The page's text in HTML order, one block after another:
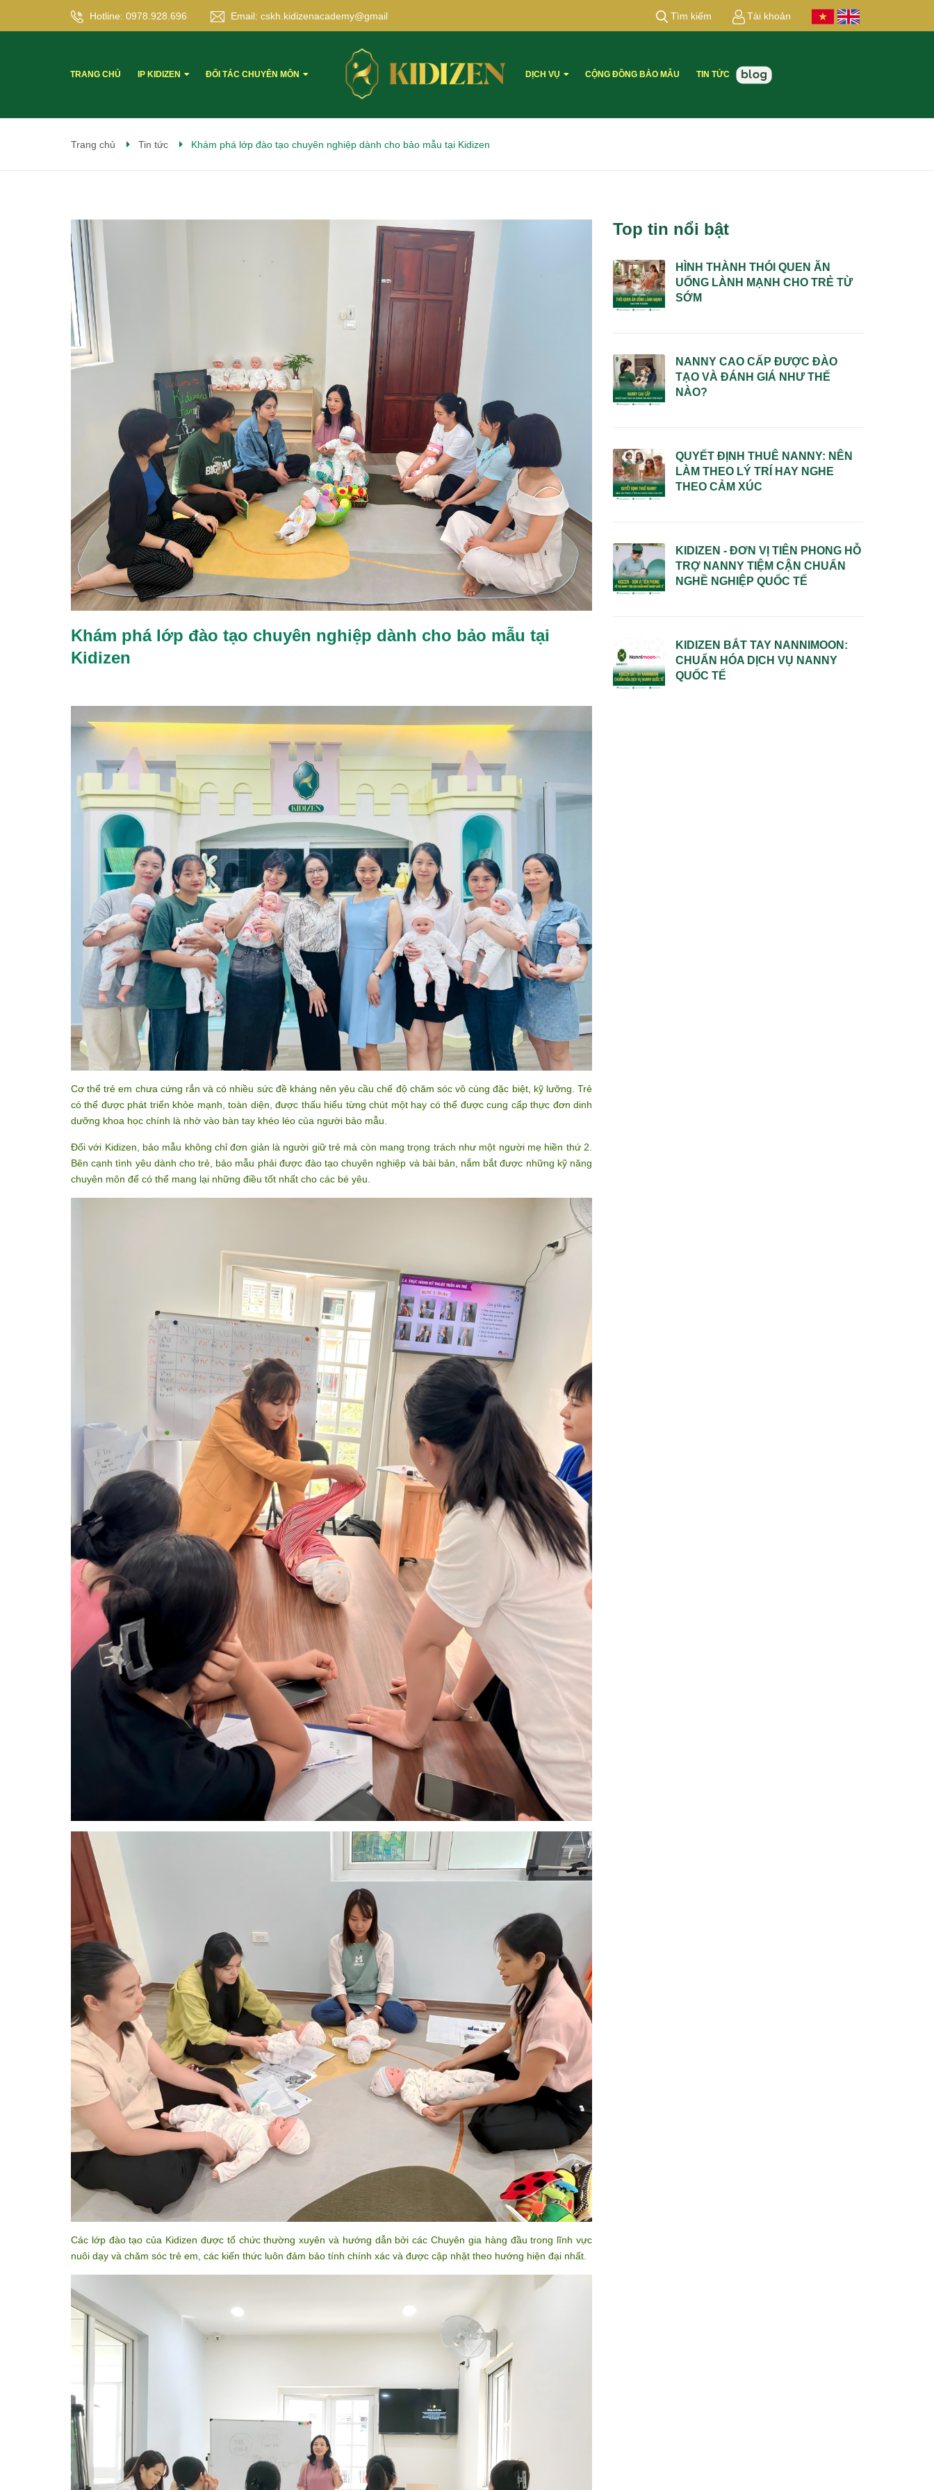
Hotline: 0978.928.696 Email: cskh.kidizenacademy@gmail Tìm kiếm Tài khoản
TRANG CHỦ IP KIDIZEN ĐỐI TÁC CHUYÊN MÔN DỊCH VỤ CỘNG ĐỒNG BẢO MẪU TIN TỨC
Trang chủ Tin tức Khám phá lớp đào tạo chuyên nghiệp dành cho bảo mẫu tại Kidizen
Khám phá lớp đào tạo chuyên nghiệp dành cho bảo mẫu tại
Kidizen
Cơ thể trẻ em chưa cứng rắn và có nhiều sức đề kháng nên yêu cầu chế độ chăm sóc vô cùng đặc biệt, kỹ lưỡng. Trẻ
có thể được phát triển khỏe mạnh, toàn diện, được thấu hiểu từng chút một hay có thể được cung cấp thực đơn dinh
dưỡng khoa học chính là nhờ vào bàn tay khéo léo của người bảo mẫu.
Đối với Kidizen, bảo mẫu không chỉ đơn giản là người giữ trẻ mà còn mang trọng trách như một người mẹ hiền thứ 2.
Bên cạnh tình yêu dành cho trẻ, bảo mẫu phải được đào tạo chuyên nghiệp và bài bản, nắm bắt được những kỹ năng
chuyên môn để có thể mang lại những điều tốt nhất cho các bé yêu.
Các lớp đào tạo của Kidizen được tổ chức thường xuyên và hướng dẫn bởi các Chuyên gia hàng đầu trong lĩnh vực
nuôi dạy và chăm sóc trẻ em, các kiến thức luôn đảm bảo tính chính xác và được cập nhật theo hướng hiện đại nhất.
Top tin nổi bật
HÌNH THÀNH THÓI QUEN ĂN
UỐNG LÀNH MẠNH CHO TRẺ TỪ
SỚM
NANNY CAO CẤP ĐƯỢC ĐÀO
TẠO VÀ ĐÁNH GIÁ NHƯ THẾ
NÀO?
QUYẾT ĐỊNH THUÊ NANNY: NÊN
LÀM THEO LÝ TRÍ HAY NGHE
THEO CẢM XÚC
KIDIZEN - ĐƠN VỊ TIÊN PHONG HỖ
TRỢ NANNY TIỆM CẬN CHUẨN
NGHỀ NGHIỆP QUỐC TẾ
KIDIZEN BẮT TAY NANNIMOON:
CHUẨN HÓA DỊCH VỤ NANNY
QUỐC TẾ